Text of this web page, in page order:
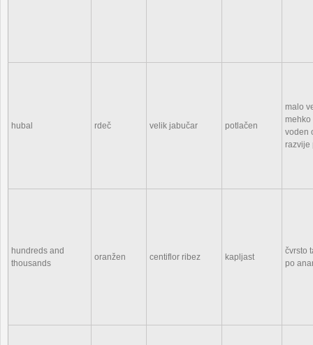
hubal rdeč velik jabučar potlačen
malo
voden
razvije
hundreds and
thousands
oranžen centiflor ribez kapljast
čvrsto
po